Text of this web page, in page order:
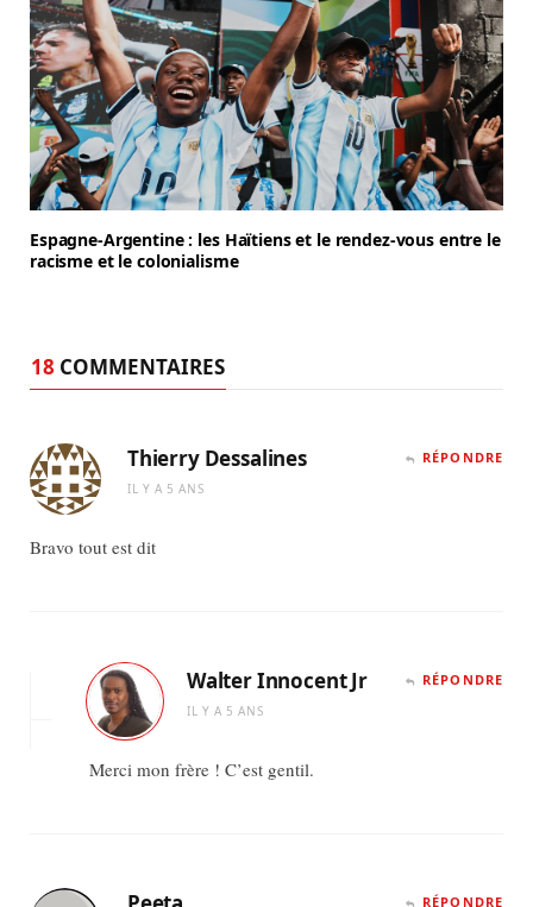
Espagne-Argentine : les Haïtiens et le rendez-vous entre le
racisme et le colonialisme
18 COMMENTAIRES
Thierry Dessalines
IL Y A 5 ANS
RÉPONDRE
Bravo tout est dit
Walter Innocent Jr
IL Y A 5 ANS
RÉPONDRE
Merci mon frère ! C’est gentil.
RÉPONDRE